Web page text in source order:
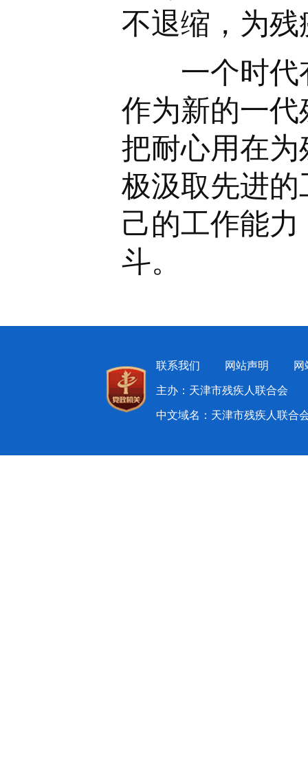
不退缩，为
一个时代有
作为新的一
把耐心用在
极汲取先进
己的工作能
斗。
联系我们 网站声明 网
主办：天津市残疾人联合会
中文域名：天津市残疾人